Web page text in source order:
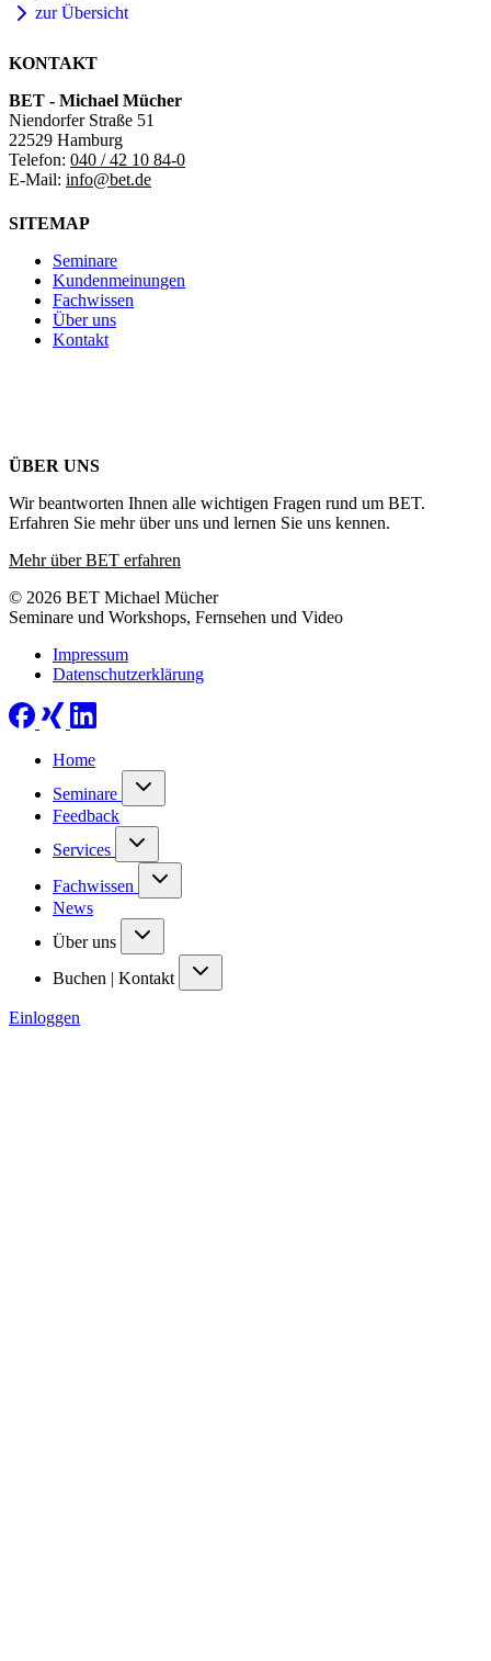
zur Übersicht
KONTAKT
BET - Michael Mücher
Niendorfer Straße 51
22529 Hamburg
Telefon: 040 / 42 10 84-0
E-Mail: info@bet.de
SITEMAP
Seminare
Kundenmeinungen
Fachwissen
Über uns
Kontakt
ÜBER UNS
Wir beantworten Ihnen alle wichtigen Fragen rund um BET.
Erfahren Sie mehr über uns und lernen Sie uns kennen.
Mehr über BET erfahren
© 2026 BET Michael Mücher
Seminare und Workshops, Fernsehen und Video
Impressum
Datenschutzerklärung
Home
Seminare
Feedback
Services
Fachwissen
News
Über uns
Buchen | Kontakt
Einloggen